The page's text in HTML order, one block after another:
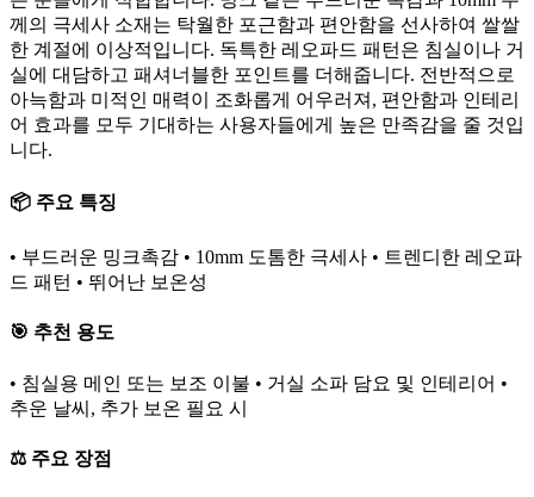
께의 극세사 소재는 탁월한 포근함과 편안함을 선사하여 쌀쌀
한 계절에 이상적입니다. 독특한 레오파드 패턴은 침실이나 거
실에 대담하고 패셔너블한 포인트를 더해줍니다. 전반적으로
아늑함과 미적인 매력이 조화롭게 어우러져, 편안함과 인테리
어 효과를 모두 기대하는 사용자들에게 높은 만족감을 줄 것입
니다.
📦 주요 특징
• 부드러운 밍크촉감 • 10mm 도톰한 극세사 • 트렌디한 레오파
드 패턴 • 뛰어난 보온성
🎯 추천 용도
• 침실용 메인 또는 보조 이불 • 거실 소파 담요 및 인테리어 •
추운 날씨, 추가 보온 필요 시
⚖️ 주요 장점